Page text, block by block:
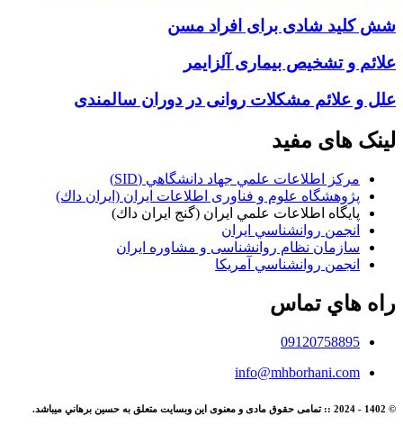
شش کلید شادی برای افراد مسن
علائم و تشخیص بیماری آلزایمر
علل و علائم مشکلات روانی در دوران سالمندی
لینک های مفید
مركز اطلاعات علمي جهاد دانشگاهي (SID)
پژوهشگاه علوم و فناوری اطلاعات ایران (ايران داك)
پايگاه اطلاعات علمي ايران (گنج ايران داك)
انجمن روانشناسي ايران
سازمان نظام روانشناسی و مشاوره ايران
انجمن روانشناسي آمريكا
راه هاي تماس
09120758895
info@mhborhani.com
© 1402 - 2024 :: تمامی حقوق مادی و معنوی این وبسایت متعلق به حسين برهاني میباشد.